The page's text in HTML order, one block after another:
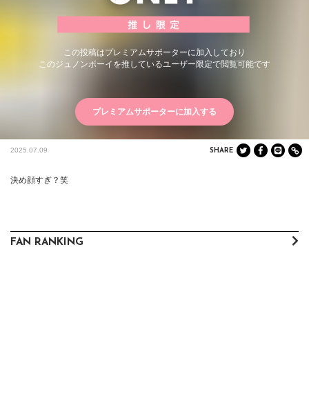
この投稿はプレミアムサポーターに加入しており
このジュノンボーイを推しているユーザー限定で閲覧可能です
プレミアムサポーターに加入する
2025.07.09 SHARE
決め顔すぎ？笑
FAN RANKING